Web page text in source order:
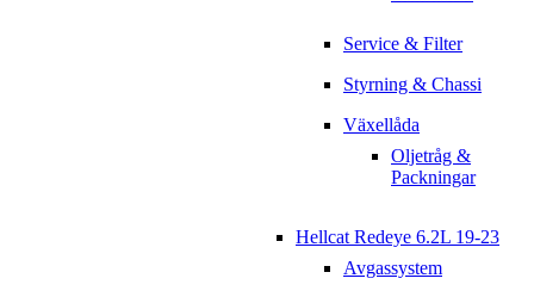
Service & Filter
Styrning & Chassi
Växellåda
Oljetråg &
Packningar
Hellcat Redeye 6.2L 19-23
Avgassystem